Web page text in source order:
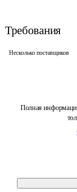
Полная
Требования
Несколько поставщиков